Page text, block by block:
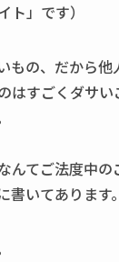
ト」です）
の、だから他
はすごくダサい
てご法度中の
いてあります